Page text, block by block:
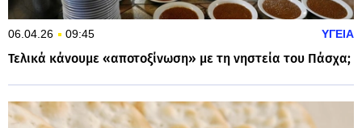
06.04.26 09:45 ΥΓΕΙΑ
Τελικά κάνουμε «αποτοξίνωση» με τη νηστεία του Πάσχα;